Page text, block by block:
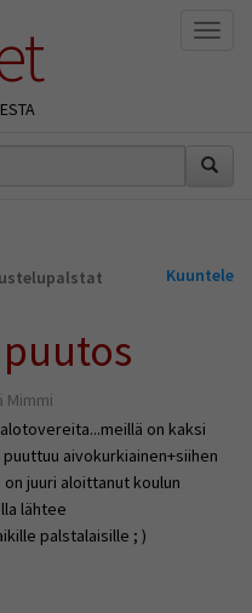
Kuuntele
Mimmi
on kaksi
aivokurkiainen+siihen
juuri aloittanut koulun
lähtee
palstalaisille ; )